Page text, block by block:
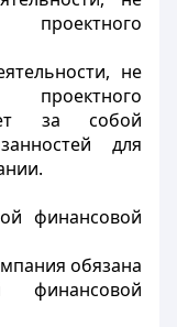
не
за собой
для
финансовой
обязана
финансовой